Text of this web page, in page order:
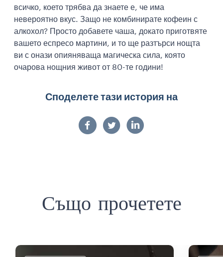
всичко, което трябва да знаете е, че има
невероятно вкус. Защо не комбинирате кофеин с
алкохол? Просто добавете чаша, докато приготвяте
вашето еспресо мартини, и то ще разтърси нощта
ви с онази опияняваща магическа сила, която
очарова нощния живот от 80-те години!
Споделете тази история на
Също прочетете